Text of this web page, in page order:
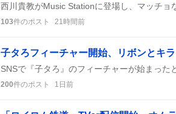
103件のポスト 21時間前
200件のポスト 1日前